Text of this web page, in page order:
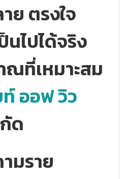
ย ตรงใจ
นไปได้จริง
ณที่เหมาะสม
ออฟ วิว
ด
มราย